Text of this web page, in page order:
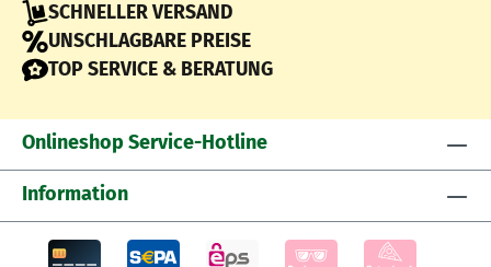
SCHNELLER VERSAND
UNSCHLAGBARE PREISE
TOP SERVICE & BERATUNG
Onlineshop Service-Hotline
Information